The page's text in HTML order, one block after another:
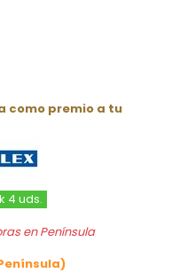
como premio a tu
4 uds.
en Península